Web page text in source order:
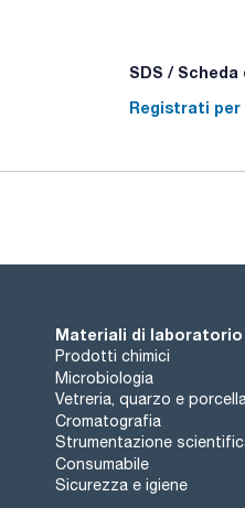
SDS /
Registrati per
Materiali di laboratorio
Prodotti chimici
Microbiologia
Vetreria, quarzo e
Cromatografia
Strumentazione
Consumabile
Sicurezza e igiene